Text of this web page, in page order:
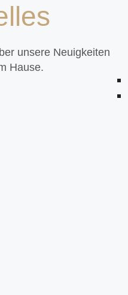
unsere Neuigkeiten
Hause.